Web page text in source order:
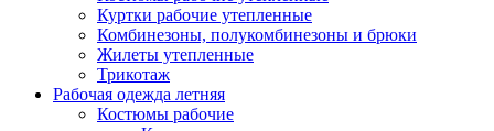
Куртки рабочие утепленные
Комбинезоны, полукомбинезоны и брюки
Жилеты утепленные
Трикотаж
Рабочая одежда летняя
Костюмы рабочие